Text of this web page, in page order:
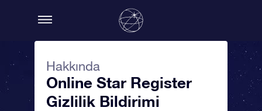
Hakkında
Online Star Register
Gizlilik Bildirimi